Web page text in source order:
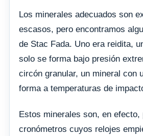
Los minerales adecuados son
escasos, pero encontramos
de Stac Fada. Uno era reidita,
solo se forma bajo presión
circón granular, un mineral con
forma a temperaturas de
Estos minerales son, en efecto,
cronómetros cuyos relojes